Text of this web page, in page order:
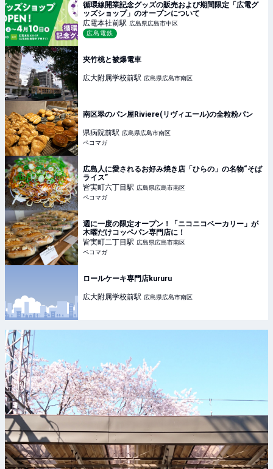
循環線開業記念グッズの販売および期間限定「広電グ
ッズショップ」のオープンについて
広電本社前駅 広島県広島市中区
広島電鉄
夾竹桃と被爆電車
広大附属学校前駅 広島県広島市南区
南区翠のパン屋Riviere(リヴィエール)の全粒粉パン
県病院前駅 広島県広島市南区
ペコマガ
広島人に愛されるお好み焼き店「ひらの」の名物“そば
ライス”
皆実町六丁目駅 広島県広島市南区
ペコマガ
週に一度の限定オープン！「ニコニコベーカリー」が
木曜だけコッペパン専門店に！
皆実町二丁目駅 広島県広島市南区
ペコマガ
ロールケーキ専門店kururu
広大附属学校前駅 広島県広島市南区